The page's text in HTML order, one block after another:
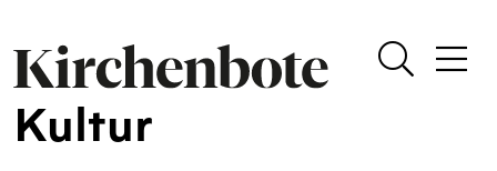
Kultur